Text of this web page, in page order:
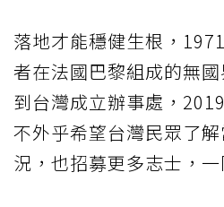
落地才能穩健生根，
者在法國巴黎組成的無
到台灣成立辦事處，
不外乎希望台灣民眾了
況，也招募更多志士，